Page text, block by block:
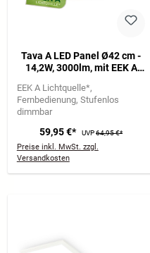
Tava A LED Panel Ø42 cm -
14,2W, 3000lm, mit EEK A
Weiß
EEK A Lichtquelle*
Fernbedienung Stufenlos
dimmbar
59,95 €* UVP64,95 €*
Preise inkl. MwSt. zzgl.
Versandkosten